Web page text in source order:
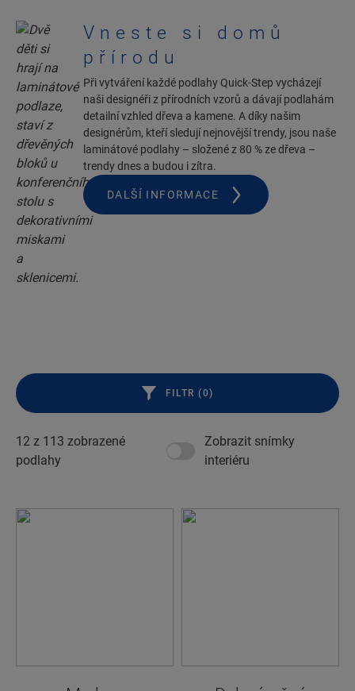
Vneste si domů
přírodu
Při vytváření každé podlahy Quick-Step vycházejí
naši designéři z přírodních vzorů a dávají podlahám
detailní vzhled dřeva a kamene. A díky našim
designérům, kteří sledují nejnovější trendy, jsou naše
laminátové podlahy – složené z 80 % ze dřeva –
trendy dnes a budou i zítra.
DALŠÍ INFORMACE
12 z 113 zobrazené
podlahy
Zobrazit snímky
interiéru
FILTR (0)